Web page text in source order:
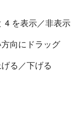
4 を表示／非表示
向にドラッグ
る／下げる